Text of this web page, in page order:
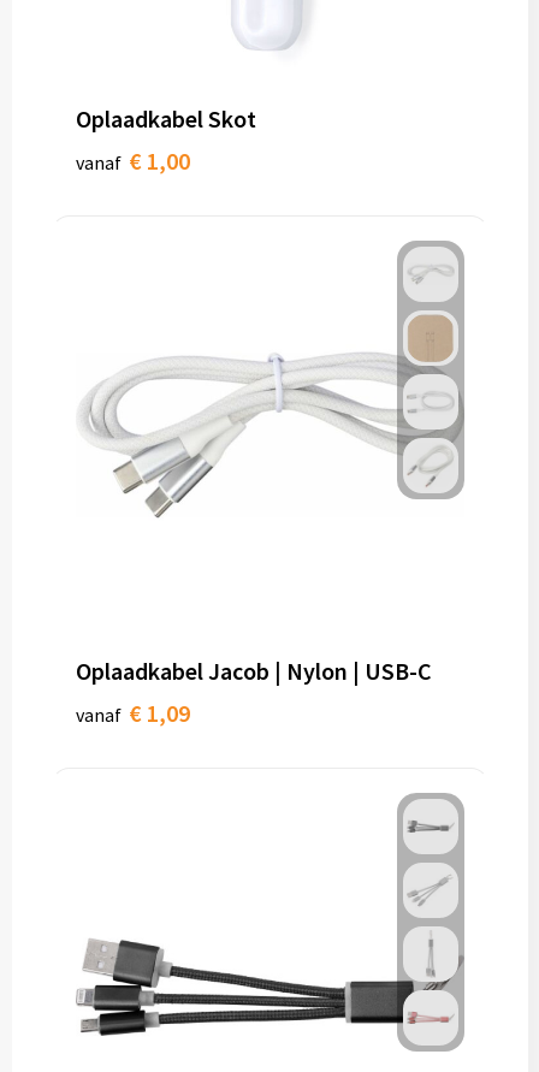
Oplaadkabel Skot
vanaf € 1,00
Oplaadkabel Jacob | Nylon | USB-C
vanaf € 1,09